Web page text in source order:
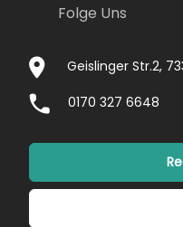
Folge Uns
Geislinger Str.2,
0170 327 6648